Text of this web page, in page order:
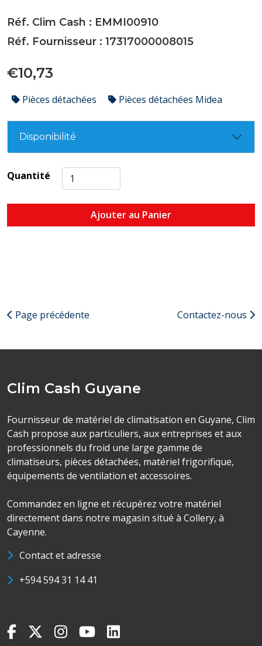
Réf. Clim Cash : EMMI00910
Réf. Fournisseur : 17317000008015
€10,73
Pièces détachées Pièces détachées Midea
Disponibilité
Quantité
Ajouter au Panier
Page précédente Contactez-nous
Clim Cash Guyane
Fournisseur de matériel de climatisation en Guyane, Clim
Cash propose aux particuliers, aux entreprises et aux
professionnels du froid une large gamme de
climatiseurs, pièces détachées, matériel frigorifique,
équipements de ventilation et accessoires.
Commandez en ligne et récupérez votre matériel
directement dans notre magasin situé à Collery, à
Cayenne.
Contact et adresse
+594 594 31 14 41